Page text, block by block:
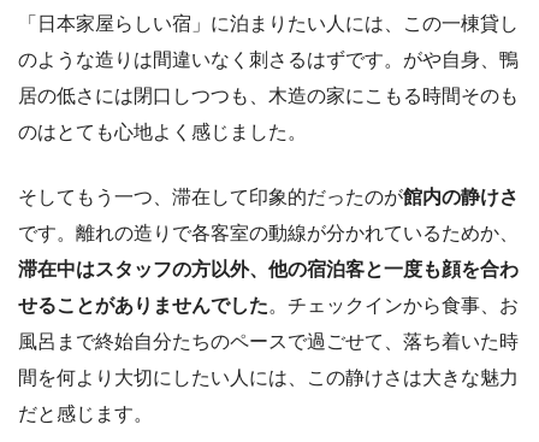
「日本家屋らしい宿」に泊まりたい人には、この一棟貸し
のような造りは間違いなく刺さるはずです。がや自身、鴨
居の低さには閉口しつつも、木造の家にこもる時間そのも
のはとても心地よく感じました。
そしてもう一つ、滞在して印象的だったのが館内の静けさ
です。離れの造りで各客室の動線が分かれているためか、
滞在中はスタッフの方以外、他の宿泊客と一度も顔を合わ
せることがありませんでした。チェックインから食事、お
風呂まで終始自分たちのペースで過ごせて、落ち着いた時
間を何より大切にしたい人には、この静けさは大きな魅力
だと感じます。